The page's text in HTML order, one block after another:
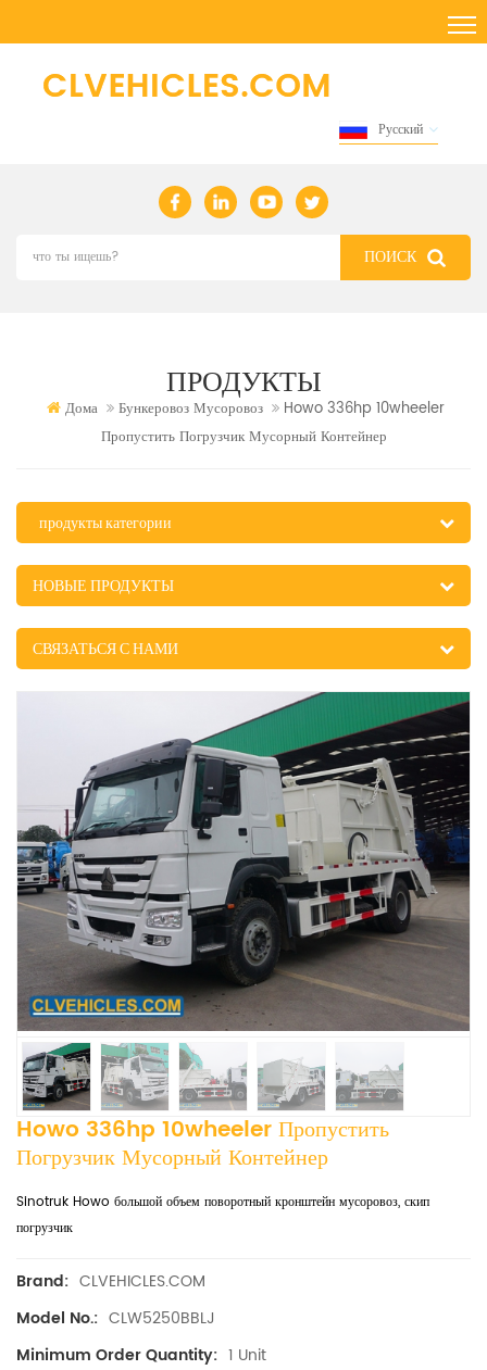
Русский
ПРОДУКТЫ
Дома Бункеровоз Мусоровоз
Howo 336hp 10wheeler
Пропустить Погрузчик Мусорный Контейнер
продукты категории
НОВЫЕ ПРОДУКТЫ
СВЯЗАТЬСЯ С НАМИ
Howo 336hp 10wheeler Пропустить
Погрузчик Мусорный Контейнер
Sinotruk Howo большой объем поворотный кронштейн мусоровоз, скип
погрузчик
Brand: CLVEHICLES.COM
Model No.: CLW5250BBLJ
Minimum Order Quantity: 1 Unit